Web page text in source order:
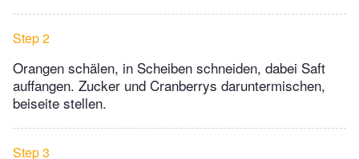
Step 2
Orangen schälen, in Scheiben schneiden, dabei Saft
auffangen. Zucker und Cranberrys daruntermischen,
beiseite stellen.
Step 3